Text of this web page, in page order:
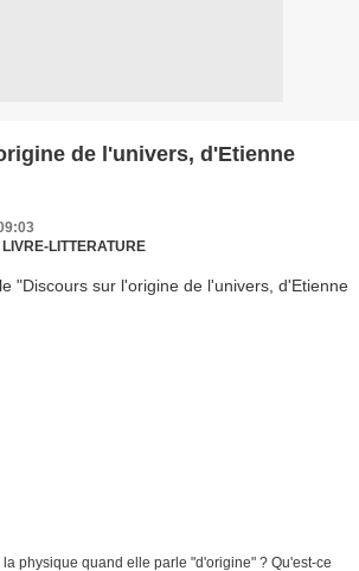
de l'univers, d'Etienne
LITTERATURE
physique quand elle parle "d'origine" ? Qu'est-ce